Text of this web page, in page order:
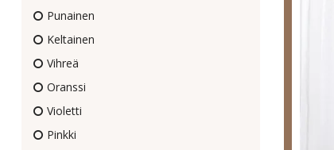
Punainen
Keltainen
Vihreä
Oranssi
Violetti
Pinkki